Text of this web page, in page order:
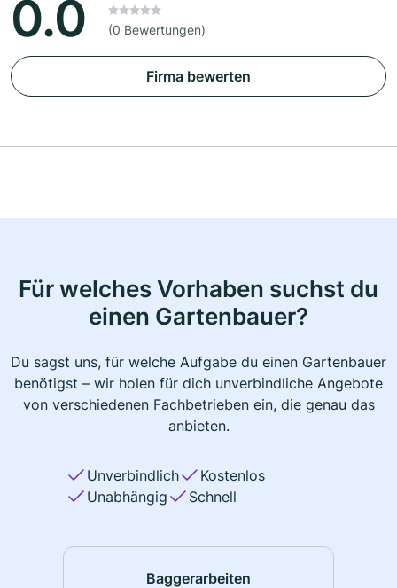
0.0 (0 Bewertungen)
Firma bewerten
Für welches Vorhaben suchst du
einen Gartenbauer?
Du sagst uns, für welche Aufgabe du einen Gartenbauer
benötigst – wir holen für dich unverbindliche Angebote
von verschiedenen Fachbetrieben ein, die genau das
anbieten.
Unverbindlich
Kostenlos
Unabhängig
Schnell
Baggerarbeiten